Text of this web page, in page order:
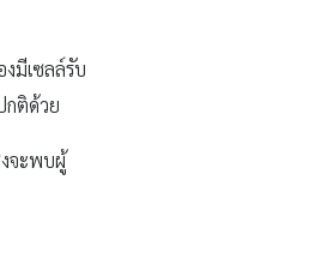
มีเซลล์รับ
กติด้วย
จะพบผู้